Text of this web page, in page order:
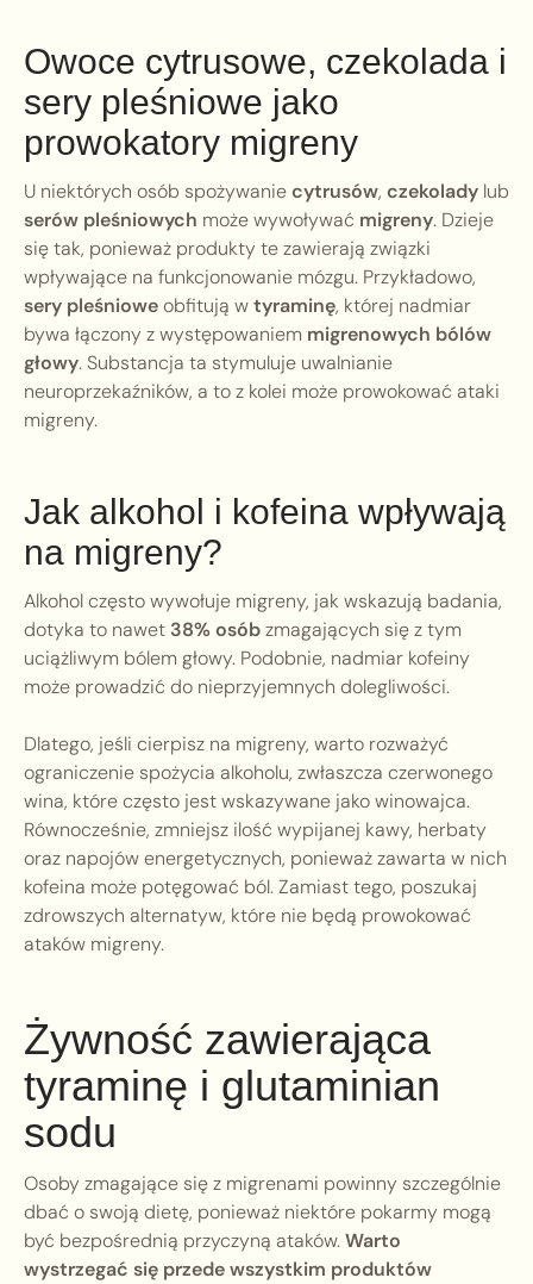
Owoce cytrusowe, czekolada i
sery pleśniowe jako
prowokatory migreny
U niektórych osób spożywaniecytrusów, czekolady lub
serów pleśniowych może wywoływać migreny. Dzieje
się tak, ponieważ produkty te zawierają związki
wpływające na funkcjonowanie mózgu. Przykładowo,
sery pleśnioweobfitują wtyraminę, której nadmiar
bywa łączony z występowaniem migrenowych bólów
głowy. Substancja ta stymuluje uwalnianie
neuroprzekaźników, a to z kolei może prowokować ataki
migreny.
Jak alkohol i kofeina wpływają
na migreny?
Alkohol często wywołuje migreny, jak wskazują badania,
dotyka to nawet 38% osóbzmagających się z tym
uciążliwym bólem głowy. Podobnie, nadmiar kofeiny
może prowadzić do nieprzyjemnych dolegliwości.
Dlatego, jeśli cierpisz na migreny, warto rozważyć
ograniczenie spożycia alkoholu, zwłaszcza czerwonego
wina, które często jest wskazywane jako winowajca.
Równocześnie, zmniejsz ilość wypijanej kawy, herbaty
oraz napojów energetycznych, ponieważ zawarta w nich
kofeina może potęgować ból. Zamiast tego, poszukaj
zdrowszych alternatyw, które nie będą prowokować
ataków migreny.
Żywność zawierająca
tyraminę i glutaminian
sodu
Osoby zmagające się z migrenami powinny szczególnie
dbać o swoją dietę, ponieważ niektóre pokarmy mogą
być bezpośrednią przyczyną ataków.Warto
wystrzegać się przede wszystkim produktów